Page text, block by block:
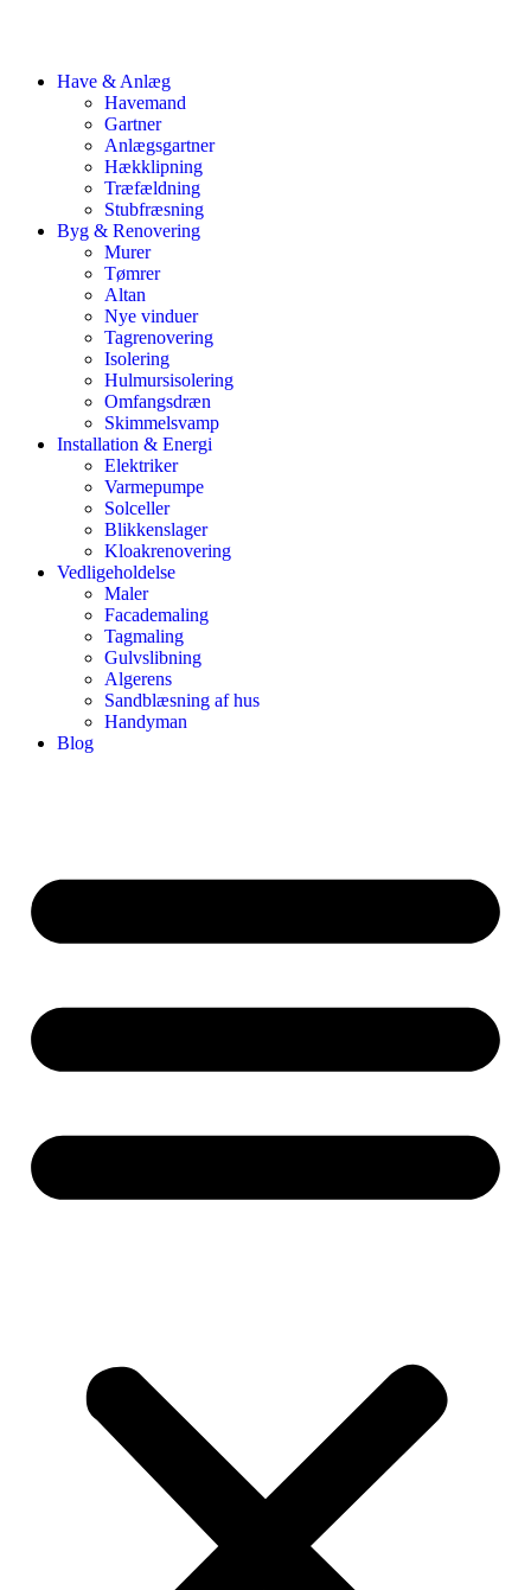
Have & Anlæg
Havemand
Gartner
Anlægsgartner
Hækklipning
Træfældning
Stubfræsning
Byg & Renovering
Murer
Tømrer
Altan
Nye vinduer
Tagrenovering
Isolering
Hulmursisolering
Omfangsdræn
Skimmelsvamp
Installation & Energi
Elektriker
Varmepumpe
Solceller
Blikkenslager
Kloakrenovering
Vedligeholdelse
Maler
Facademaling
Tagmaling
Gulvslibning
Algerens
Sandblæsning af hus
Handyman
Blog